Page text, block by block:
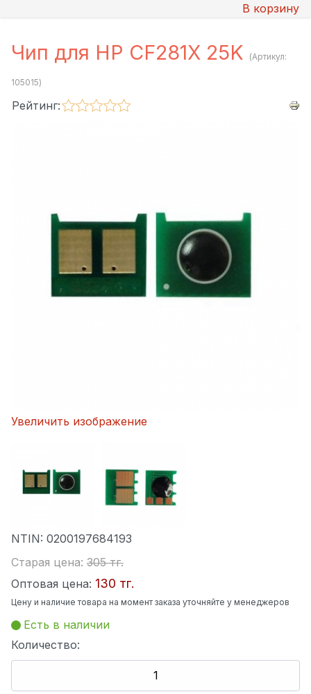
В корзину
Чип для HP CF281X 25K (Артикул:
105015)
Рейтинг:
Увеличить изображение
NTIN: 0200197684193
Старая цена: 305 тг.
Оптовая цена: 130 тг.
Цену и наличие товара на момент заказа уточняйте у менеджеров
Есть в наличии
Количество: